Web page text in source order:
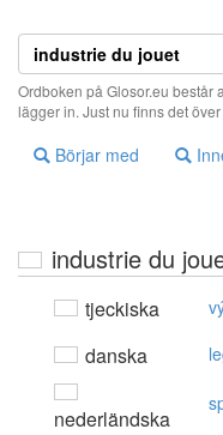
Ordboken på Glosor.eu består
lägger in. Just nu finns det över
Börjar med
industrie du
tjeckiska
danska
nederländska